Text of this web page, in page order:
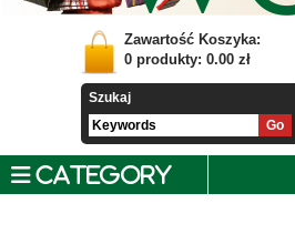
Zawartość Koszyka:
0 produkty: 0.00 zł
Szukaj
CATEGORY